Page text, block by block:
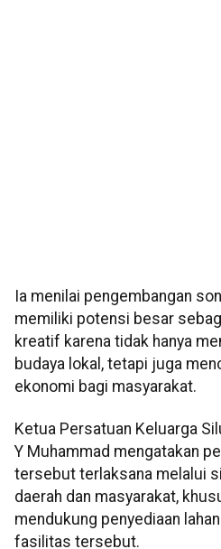
Ia menilai pengembangan
memiliki potensi besar
kreatif karena tidak hanya
budaya lokal, tetapi juga
ekonomi bagi masyarakat.
Ketua Persatuan Keluarga
Y Muhammad mengatakan
tersebut terlaksana melalui
daerah dan masyarakat,
mendukung penyediaan
fasilitas tersebut.